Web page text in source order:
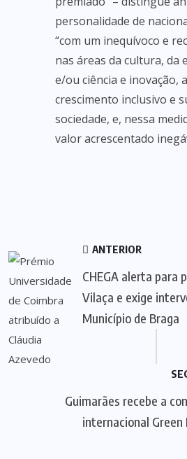
personalidade de
“com um inequívoco e
nas áreas da cultura, da
e/ou ciência e inovação,
crescimento inclusivo e
sociedade, e, nessa
valor acrescentado
ANTERIOR
CHEGA alerta para
Vilaça e exige
Município de Braga
Guimarães recebe a
internacional Green